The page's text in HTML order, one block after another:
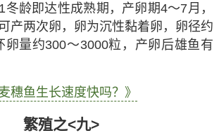
冬龄即达性成熟期，产卵期4～7月，
产两次卵，卵为沉性黏着卵，卵径约
卵量约300～3000粒，产卵后雄鱼有
麦穗鱼生长速度快吗？》
繁殖之<九>